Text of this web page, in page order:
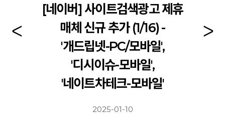
[네이버] 사이트검색광고 제휴
매체 신규 추가 (1/16) -
'개드립넷-PC/모바일',
'디시이슈-모바일',
'네이트차테크-모바일'
2025-01-10